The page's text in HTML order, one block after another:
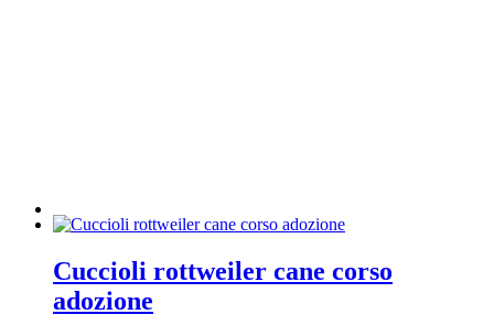
Cuccioli rottweiler cane corso
adozione